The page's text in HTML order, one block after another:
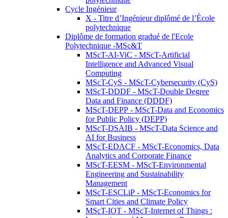
Cycle Ingénieur
X - Titre d’Ingénieur diplômé de l’École
polytechnique
Diplôme de formation gradué de l'Ecole
Polytechnique -MSc&T
MScT-AI-ViC - MScT-Artificial
Intelligence and Advanced Visual
Computing
MScT-CyS - MScT-Cybersecurity (CyS)
MScT-DDDF - MScT-Double Degree
Data and Finance (DDDF)
MScT-DEPP - MScT-Data and Economics
for Public Policy (DEPP)
MScT-DSAIB - MScT-Data Science and
AI for Business
MScT-EDACF - MScT-Economics, Data
Analytics and Corporate Finance
MScT-EESM - MScT-Environmental
Engineering and Sustainability
Management
MScT-ESCLiP - MScT-Economics for
Smart Cities and Climate Policy
MScT-IOT - MScT-Internet of Things :